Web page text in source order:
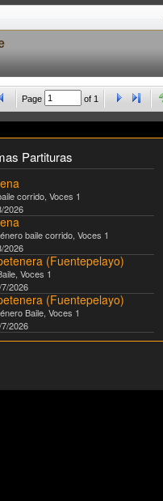
Page of 1
Partituras
corrido , Voces 1
2026
baile corrido , Voces 1
2026
(Fuentepelayo)
, Voces 1
2026
(Fuentepelayo)
Baile , Voces 1
2026